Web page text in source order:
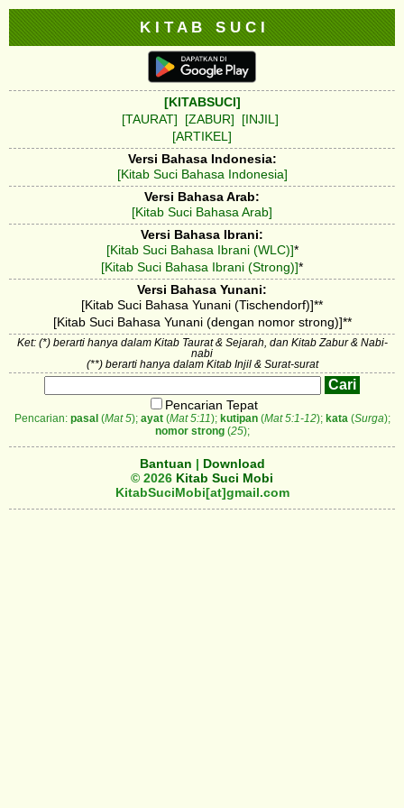
K I T A B S U C I
[KITABSUCI]
[TAURAT]
[ZABUR]
[INJIL]
[ARTIKEL]
Versi Bahasa Indonesia:
[Kitab Suci Bahasa Indonesia]
Versi Bahasa Arab:
[Kitab Suci Bahasa Arab]
Versi Bahasa Ibrani:
[Kitab Suci Bahasa Ibrani (WLC)]*
[Kitab Suci Bahasa Ibrani (Strong)]*
Versi Bahasa Yunani:
[Kitab Suci Bahasa Yunani (Tischendorf)]**
[Kitab Suci Bahasa Yunani (dengan nomor strong)]**
Ket: (*) berarti hanya dalam Kitab Taurat & Sejarah, dan Kitab Zabur & Nabi-
nabi
(**) berarti hanya dalam Kitab Injil & Surat-surat
Pencarian Tepat
Pencarian: pasal (Mat 5); ayat(Mat 5:11); kutipan(Mat 5:1-12); kata(Surga);
nomor strong(25);
Bantuan | Download
© 2026 Kitab Suci Mobi
KitabSuciMobi[at]gmail.com